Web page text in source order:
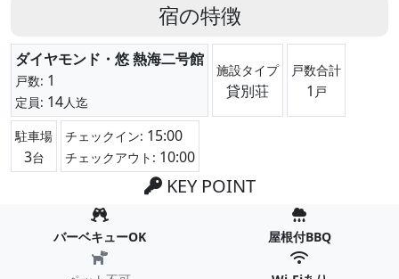
宿の特徴
ダイヤモンド・悠 熱海二号館
戸数: 1
定員: 14人迄
施設タイプ
貸別荘
戸数合計
1 戸
駐車場
3台
チェックイン: 15:00
チェックアウト: 10:00
KEY POINT
バーベキューOK 屋根付BBQ